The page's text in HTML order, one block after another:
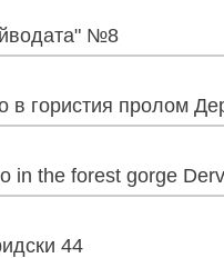
№8
в гористия пролом
in the forest gorge
44